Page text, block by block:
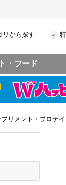
リから探す
・フード
リメント・プロテイ